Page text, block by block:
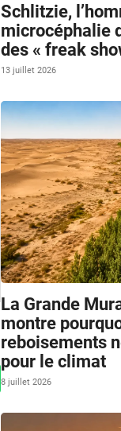
Schlitzie,
microcéphalie
des « freak
13 juillet 2026
La Grande
montre
reboisements
pour le climat
8 juillet 2026